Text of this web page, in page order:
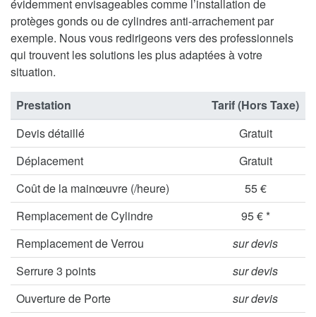
évidemment envisageables comme l’installation de
protèges gonds ou de cylindres anti-arrachement par
exemple. Nous vous redirigeons vers des professionnels
qui trouvent les solutions les plus adaptées à votre
situation.
Prestation
Tarif (Hors Taxe)
Devis détaillé
Gratuit
Déplacement
Gratuit
Coût de la mainœuvre (/heure)
55 €
Remplacement de Cylindre
95 € *
Remplacement de Verrou
sur devis
Serrure 3 points
sur devis
Ouverture de Porte
sur devis